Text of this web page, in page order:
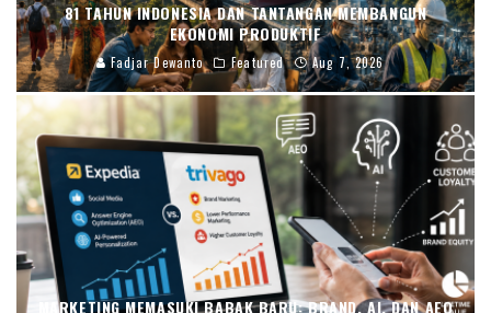
81 TAHUN INDONESIA DAN TANTANGAN MEMBANGUN
EKONOMI PRODUKTIF
Fadjar Dewanto Featured Aug 7, 2026
MARKETING MEMASUKI BABAK BARU: BRAND, AI, DAN AEO